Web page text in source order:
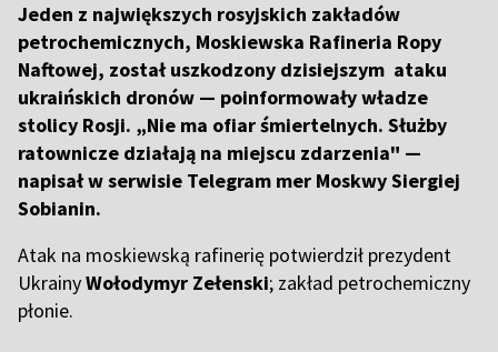
Jeden z największych rosyjskich zakładów
petrochemicznych, Moskiewska Rafineria Ropy
Naftowej, został uszkodzony dzisiejszym ataku
ukraińskich dronów — poinformowały władze
stolicy Rosji. „Nie ma ofiar śmiertelnych. Służby
ratownicze działają na miejscu zdarzenia" —
napisał w serwisie Telegram mer Moskwy Siergiej
Sobianin.
Atak na moskiewską rafinerię potwierdził prezydent
UkrainyWołodymyr Zełenski; zakład petrochemiczny
płonie.